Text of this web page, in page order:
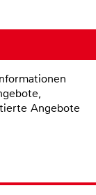
Angebote